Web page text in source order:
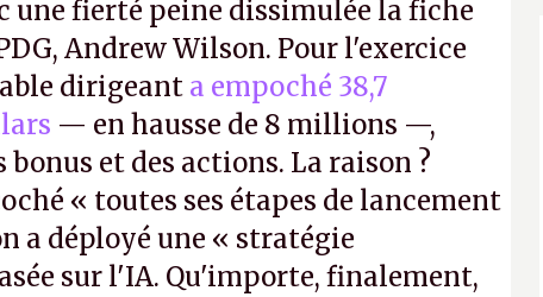
une fierté peine dissimulée la fiche
Andrew Wilson. Pour l'exercice
dirigeant a empoché 38,7
— en hausse de 8 millions —,
bonus et des actions. La raison ?
« toutes ses étapes de lancement
a déployé une « stratégie
sur l'IA. Qu'importe, finalement,